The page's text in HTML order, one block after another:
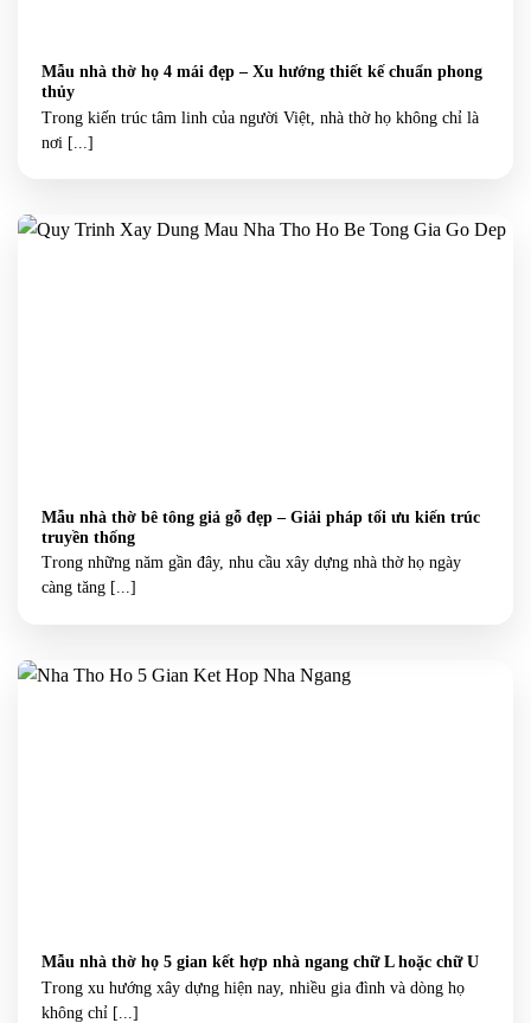
Mẫu nhà thờ họ 4 mái đẹp – Xu hướng thiết kế chuẩn phong
thủy
Trong kiến trúc tâm linh của người Việt, nhà thờ họ không chỉ là
nơi [...]
Mẫu nhà thờ bê tông giả gỗ đẹp – Giải pháp tối ưu kiến trúc
truyền thống
Trong những năm gần đây, nhu cầu xây dựng nhà thờ họ ngày
càng tăng [...]
Mẫu nhà thờ họ 5 gian kết hợp nhà ngang chữ L hoặc chữ U
Trong xu hướng xây dựng hiện nay, nhiều gia đình và dòng họ
không chỉ [...]